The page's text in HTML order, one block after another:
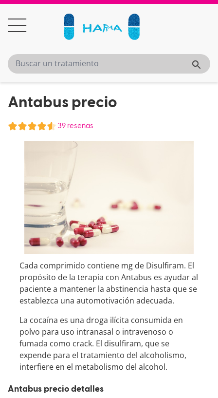
Antabus precio
39 reseñas
Cada comprimido contiene mg de Disulfiram. El
propósito de la terapia con Antabus es ayudar al
paciente a mantener la abstinencia hasta que se
establezca una automotivación adecuada.
La cocaína es una droga ilícita consumida en
polvo para uso intranasal o intravenoso o
fumada como crack. El disulfiram, que se
expende para el tratamiento del alcoholismo,
interfiere en el metabolismo del alcohol.
Antabus precio detalles